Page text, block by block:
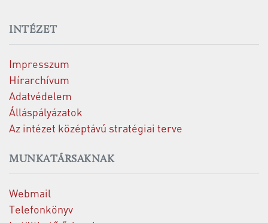
INTÉZET
Impresszum
Hírarchívum
Adatvédelem
Álláspályázatok
Az intézet középtávú stratégiai terve
MUNKATÁRSAKNAK
Webmail
Telefonkönyv